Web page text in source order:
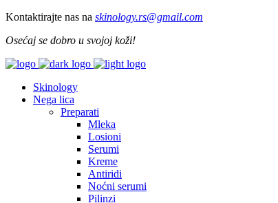
Kontaktirajte nas na skinology.rs@gmail.com
Osećaj se dobro u svojoj koži!
Skinology
Nega lica
Preparati
Mleka
Losioni
Serumi
Kreme
Antiridi
Noćni serumi
Pilinzi